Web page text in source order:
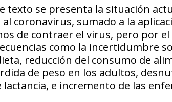
texto se presenta la situación
coronavirus, sumado a la
de contraer el virus, pero por
como la incertidumbre
reducción del consumo de
de peso en los adultos,
e incremento de las